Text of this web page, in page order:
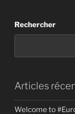
Rechercher
Articles
Welcome to